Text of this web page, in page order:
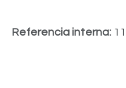
Referencia interna: 11